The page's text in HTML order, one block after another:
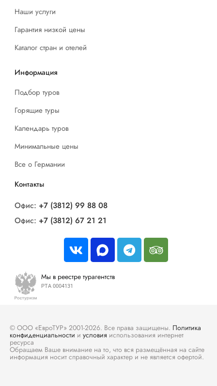
Наши услуги
Гарантия низкой цены
Каталог стран и отелей
Информация
Подбор туров
Горящие туры
Календарь туров
Минимальные цены
Все о Германии
Контакты
Офис: +7 (3812) 99 88 08
Офис: +7 (3812) 67 21 21
Мы в реестре турагентств
РТА 0004131
© ООО «ЕвроТУР» 2001-2026. Все права защищены. Политика
конфиденциальности и условия использования интернет
ресурса
Обращаем Ваше внимание на то, что вся размещённая на сайте
информация носит справочный характер и не является офертой.